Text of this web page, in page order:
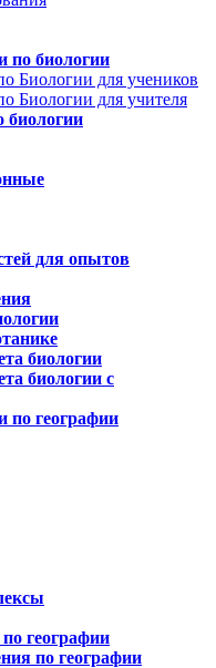
по биологии
Биологии для учеников
Биологии для учителя
биологии
для опытов
биологии
биологии с
по географии
географии
по географии